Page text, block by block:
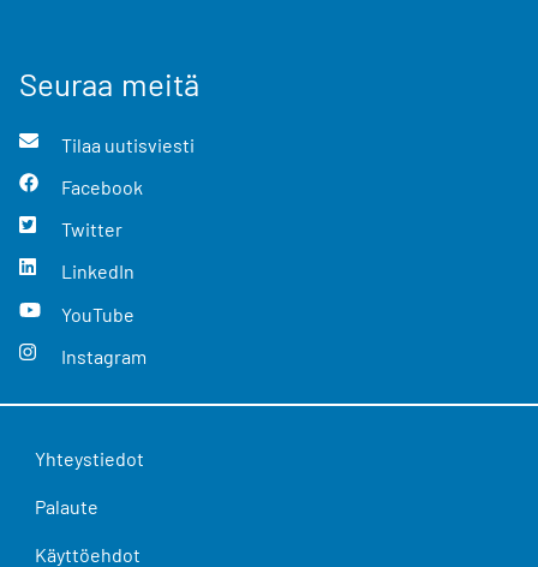
Seuraa meitä
Tilaa uutisviesti
Facebook
Twitter
LinkedIn
YouTube
Instagram
Yhteystiedot
Palaute
Käyttöehdot